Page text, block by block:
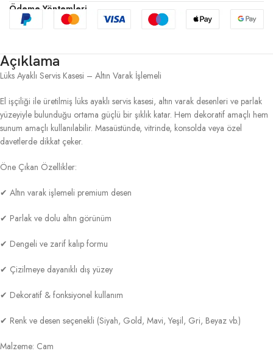
Ödeme Yöntemleri
Açıklama
Lüks Ayaklı Servis Kasesi – Altın Varak İşlemeli
El işçiliği ile üretilmiş lüks ayaklı servis kasesi, altın varak desenleri ve parlak
yüzeyiyle bulunduğu ortama güçlü bir şıklık katar. Hem dekoratif amaçlı hem
sunum amaçlı kullanılabilir. Masaüstünde, vitrinde, konsolda veya özel
davetlerde dikkat çeker.
Öne Çıkan Özellikler:
✔ Altın varak işlemeli premium desen
✔ Parlak ve dolu altın görünüm
✔ Dengeli ve zarif kalıp formu
✔ Çizilmeye dayanıklı dış yüzey
✔ Dekoratif & fonksiyonel kullanım
✔ Renk ve desen seçenekli (Siyah, Gold, Mavi, Yeşil, Gri, Beyaz vb.)
Malzeme: Cam